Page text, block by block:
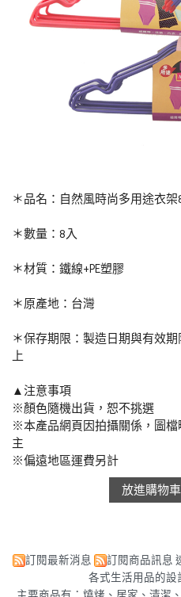
＊品名：自然風時尚多用途衣架
＊數量：8入
＊材質：鐵線+PE塑膠
＊原產地：台灣
＊保存期限：製造日期與有效
上
▲注意事項
※顏色隨機出貨，恕不挑選
※本產品網頁因拍攝關係，圖
主
※偏遠地區運費另計
訂閱最新消息 訂閱商品訊息
各式生活用品的設